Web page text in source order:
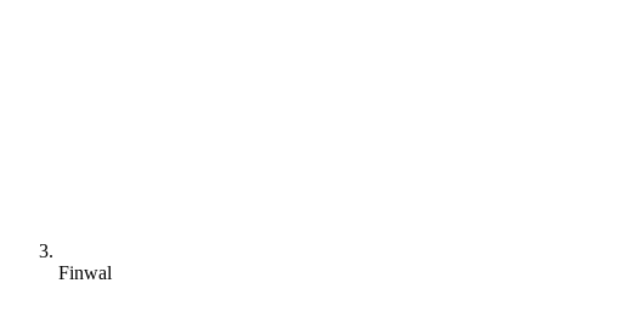
Finwal